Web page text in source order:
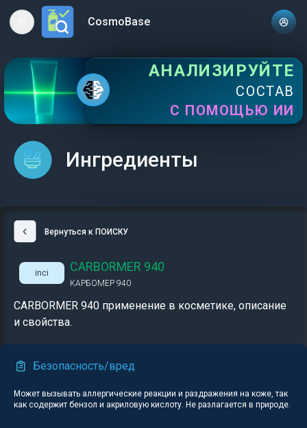
Open main menuCosmoBase
АНАЛИЗИРУЙТЕ
СОСТАВ
С ПОМОЩЬЮ ИИ
Ингредиенты
Вернуться к ПОИСКУ
inci CARBORMER 940
КАРБОМЕР 940
CARBORMER 940 применение в косметике, описание
и свойства.
Безопасность/вред
Может вызывать аллергические реакции и раздражения на коже, так
как содержит бензол и акриловую кислоту. Не разлагается в природе.